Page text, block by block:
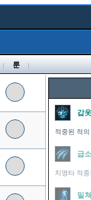
룬
갑
적중된 적
급
치명타 적중
밀